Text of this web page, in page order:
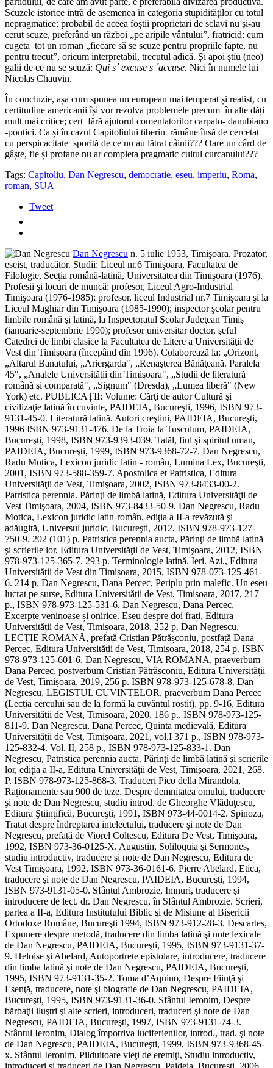
Scuzele istorice intră de asemenea în categoria stupidităților cu totul
nepragmatice; probabil de aceea foștii proprietari de sclavi nu și-au
cerut scuze, preferând un război „pe aripile vântului”, fratricid; cum
cugeta tot un roman „fiecare să se scuze pentru propriile fapte, nu
pentru trecut”, oricum interpretabil, trecutul adică. Și apoi știu (neo)
galii de ce nu se scuză: Qui sʹ excuse s ʹaccuse. Nici în numele lui
Nicolas Chauvin.
În concluzie, așa cum spunea un european mai temperat și realist, cu
certitudine americanii își vor rezolva problemele precum în alte dăți
mult mai critice; cert fără ajutorul comentatorilor carpato- danubiano
-pontici. Ca și în cazul Capitoliului tiberin rămâne însă de cercetat
cu perspicacitate sporită de ce nu au lătrat câinii??? Oare un cârd de
gâște, fie și profane nu ar completa pragmatic cultul curcanului???
Tags: Capitoliu, Dan Negrescu, democratie, eseu, imperiu, Roma,
roman, SUA
Tweet
Dan Negrescu n. 5 iulie 1953, Timişoara. Prozator,
eseist, traducător. Studii: Liceul nr.6 Timişoara, Facultatea de
Filologie, Secţia română-latină, Universitatea din Timişoara (1976).
Profesii şi locuri de muncă: profesor, Liceul Agro-Industrial
Timişoara (1976-1985); profesor, liceul Industrial nr.7 Timişoara şi la
Liceul Maghiar din Timişoara (1985-1990); inspector şcolar pentru
limbile română şi latină, la Inspectoratul Şcolar Judeţean Timiş
(ianuarie-septembrie 1990); profesor universitar doctor, şeful
Catedrei de limbi clasice la Facultatea de Litere a Universităţii de
Vest din Timişoara (începând din 1996). Colaborează la: „Orizont,
„Altarul Banatului, „Ariergarda", „Renaşterea Bănăţeană. Paralela
45", „Analele Universităţii din Timişoara", „Studii de literatură
română şi comparată", „Signum" (Dresda), „Lumea liberă" (New
York) etc. PUBLICAȚII: Volume: Cărţi de autor Cultură şi
civilizaţie latină în cuvinte, PAIDEIA, Bucureşti, 1996, ISBN 973-
9131-45-0. Literatură latină. Autori creştini, PAIDEIA, Bucureşti,
1996 ISBN 973-9131-476. De la Troia la Tusculum, PAIDEIA,
Bucureşti, 1998, ISBN 973-9393-039. Tatăl, fiul şi spiritul uman,
PAIDEIA, Bucureşti, 1999, ISBN 973-9368-72-7. Dan Negrescu,
Radu Motica, Lexicon juridic latin - român, Lumina Lex, Bucureşti,
2001, ISBN 973-588-359-7. Apostolica et Patristica, Editura
Universităţii de Vest, Timişoara, 2002, ISBN 973-8433-00-2.
Patristica perennia. Părinţi de limbă latină, Editura Universităţii de
Vest Timişoara, 2004, ISBN 973-8433-50-9. Dan Negrescu, Radu
Motica, Lexicon juridic latin-român, ediţia a II-a revăzută şi
adăugită, Universul juridic, Bucureşti, 2012, ISBN 978-973-127-
750-9. 202 (101) p. Patristica perennia aucta, Părinţi de limbă latină
şi scrierile lor, Editura Universităţii de Vest, Timişoara, 2012, ISBN
978-973-125-365-7. 293 p. Terminologie latină. Ieri. Azi., Editura
Universității de Vest din Timișoara, 2015, ISBN 978-073-125-461-
6. 214 p. Dan Negrescu, Dana Percec, Periplu prin malefic. Un eseu
lucrat pe surse, Editura Universității de Vest, Timișoara, 2017, 217
p., ISBN 978-973-125-531-6. Dan Negrescu, Dana Percec,
Excerpte veninoase și onirice. Eseu despre doi frați, Editura
Universității de Vest, Timișoara, 2018, 252 p. Dan Negrescu,
LECȚIE ROMANĂ, prefață Cristian Pătrășconiu, postfață Dana
Percec, Editura Universității de Vest, Timișoara, 2018, 254 p. ISBN
978-973-125-601-6. Dan Negrescu, VIA ROMANA, praeverbum
Dana Percec, postverbum Cristian Pătrășconiu, Editura Universității
de Vest, Timișoara, 2019, 256 p. ISBN 978-973-125-678-8. Dan
Negrescu, LEGISTUL CUVINTELOR, praeverbum Dana Percec
(Lecția cercului sau de la formă la cuvântul rostit), pp. 9-16, Editura
Universității de Vest, Timișoara, 2020, 186 p., ISBN 978-973-125-
811-9. Dan Negrescu, Dana Percec, Quinta medievală, Editura
Universității de Vest, Timișoara, 2021, vol.I 371 p., ISBN 978-973-
125-832-4. Vol. II, 258 p., ISBN 978-973-125-833-1. Dan
Negrescu, Patristica perennia aucta. Părinți de limbă latină și scrierile
lor, ediția a II-a, Editura Universității de Vest, Timișoara, 2021, 268.
P. ISBN 978-973-125-868-3. Traduceri Pico della Mirandola,
Raţionamente sau 900 de teze. Despre demnitatea omului, traducere
şi note de Dan Negrescu, studiu introd. de Gheorghe Vlăduţescu,
Editura Ştiinţifică, Bucureşti, 1991, ISBN 973-44-0014-2. Spinoza,
Tratat despre îndreptarea intelectului, traducere şi note de Dan
Negrescu, prefaţă de Viorel Colţescu, Editura De Vest, Timişoara,
1992, ISBN 973-36-0125-X. Augustin, Soliloquia şi Sermones,
studiu introductiv, traducere şi note de Dan Negrescu, Editura de
Vest Timişoara, 1992, ISBN 973-36-0161-6. Pierre Abelard, Etica,
traducere şi note de Dan Negrescu, PAIDEIA, Bucureşti, 1994,
ISBN 973-9131-05-0. Sfântul Ambrozie, Imnuri, traducere şi
introducere de lect. dr. Dan Negrescu, în Sfântul Ambrozie. Scrieri,
partea a II-a, Editura Institutului Biblic şi de Misiune al Bisericii
Ortodoxe Române, Bucureşti 1994, ISBN 973-912-28-3. Descartes,
Expunere despre metodă, traducere din limba latină şi note lexicale
de Dan Negrescu, PAIDEIA, Bucureşti, 1995, ISBN 973-9131-37-
9. Heloise şi Abelard, Autoportrete epistolare, introducere, traducere
din limba latină şi note de Dan Negrescu, PAIDEIA, Bucureşti,
1995, ISBN 973-9131-35-2. Toma d’Aquino, Despre Fiinţă şi
Esenţă, traducere, note şi biografie de Dan Negrescu, PAIDEIA,
Bucureşti, 1995, ISBN 973-9131-36-0. Sfântul Ieronim, Despre
bărbaţii iluştri şi alte scrieri, introduceri, traduceri şi note de Dan
Negrescu, PAIDEIA, Bucureşti, 1997, ISBN 973-9131-74-3.
Sfântul Ieronim, Dialog împotriva luciferienilor, introd., trad. şi note
de Dan Negrescu, PAIDEIA, Bucureşti, 1999, ISBN 973-9368-45-
x. Sfântul Ieronim, Pilduitoare vieţi de eremiţi, Studiu introductiv,
introduceri şi traduceri de Dan Negrescu, Paideia, Bucureşti, 2006.